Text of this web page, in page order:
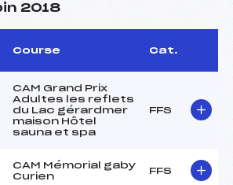
2018
Course Cat.
CAM Grand Prix
Adultes les reflets
du Lac gérardmer
maison Hôtel
sauna et spa
FFS
CAM Mémorial gaby
Curien
FFS